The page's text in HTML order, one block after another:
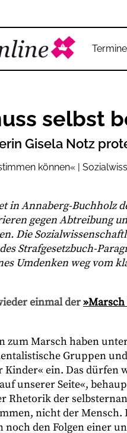
selbst
Gisela Notz
in Annaberg-Buchholz
gegen Abtreibung
Die
Strafgesetzbuch-
Umdenken weg vom
einmal der»Marsch
zum Marsch haben
Gruppen
Kinder« ein. Das
unserer Seite«,
Rhetorik der
nicht der
noch den Folgen einer